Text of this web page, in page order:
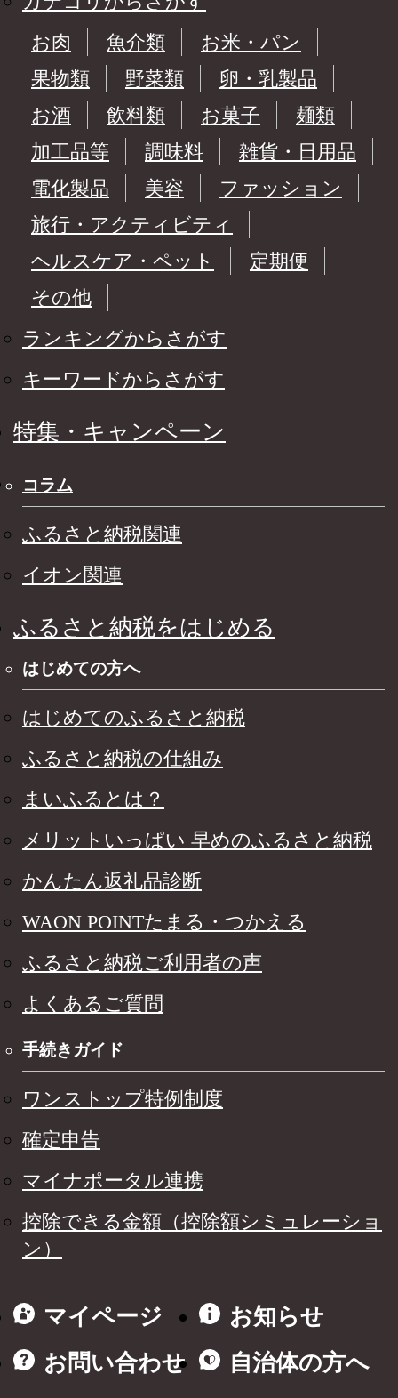
お肉
魚介類
お米・パン
果物類
野菜類
卵・乳製品
お酒
飲料類 お菓子
麺類
加工品等
調味料
雑貨・日用品
電化製品
美容
ファッション
旅行・アクティビティ
ヘルスケア・ペット
定期便
その他
ランキングからさがす
キーワードからさがす
特集・キャンペーン
コラム
ふるさと納税関連
イオン関連
ふるさと納税をはじめる
はじめての方へ
はじめてのふるさと納税
ふるさと納税の仕組み
まいふるとは？
メリットいっぱい 早めのふるさと納税
かんたん返礼品診断
WAON POINTたまる・つかえる
ふるさと納税ご利用者の声
よくあるご質問
手続きガイド
ワンストップ特例制度
確定申告
マイナポータル連携
控除できる金額（控除額シミュレーショ
ン）
マイページ
お知らせ
お問い合わせ
自治体の方へ